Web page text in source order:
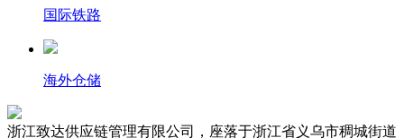
国际铁路
海外仓储
浙江致达供应链管理有限公司，座落于浙江省义乌市稠城街道